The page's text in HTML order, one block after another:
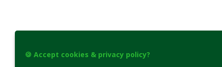
🍪 Accept cookies & privacy policy?